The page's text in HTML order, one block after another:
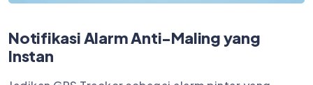
Notifikasi Alarm Anti-Maling yang
Instan